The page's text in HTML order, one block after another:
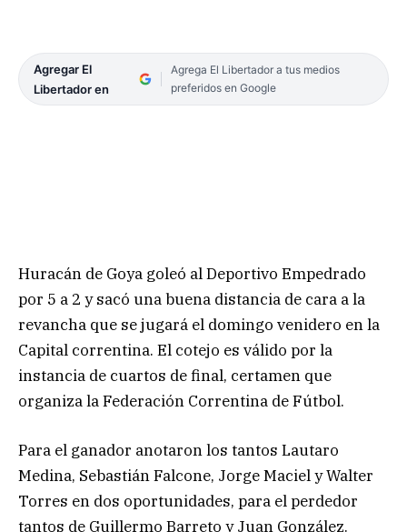
Agregar El
Libertador en
Agrega El Libertador a tus medios
preferidos en Google
Huracán de Goya goleó al Deportivo Empedrado
por 5 a 2 y sacó una buena distancia de cara a la
revancha que se jugará el domingo venidero en la
Capital correntina. El cotejo es válido por la
instancia de cuartos de final, certamen que
organiza la Federación Correntina de Fútbol.
Para el ganador anotaron los tantos Lautaro
Medina, Sebastián Falcone, Jorge Maciel y Walter
Torres en dos oportunidades, para el perdedor
tantos de Guillermo Barreto y Juan González.